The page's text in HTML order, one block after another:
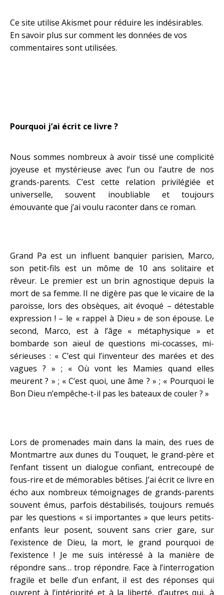
Ce site utilise Akismet pour réduire les indésirables.
En savoir plus sur comment les données de vos
commentaires sont utilisées.
Pourquoi j’ai écrit ce livre ?
Nous sommes nombreux à avoir tissé une complicité
joyeuse et mystérieuse avec l’un ou l’autre de nos
grands-parents. C’est cette relation privilégiée et
universelle, souvent inoubliable et toujours
émouvante que j’ai voulu raconter dans ce roman.
Grand Pa est un influent banquier parisien, Marco,
son petit-fils est un môme de 10 ans solitaire et
rêveur. Le premier est un brin agnostique depuis la
mort de sa femme. Il ne digère pas que le vicaire de la
paroisse, lors des obsèques, ait évoqué – détestable
expression ! – le « rappel à Dieu » de son épouse. Le
second, Marco, est à l’âge « métaphysique » et
bombarde son aïeul de questions mi-cocasses, mi-
sérieuses : « C’est qui l’inventeur des marées et des
vagues ? » ; « Où vont les Mamies quand elles
meurent ? » ; « C’est quoi, une âme ? » ; « Pourquoi le
Bon Dieu n’empêche-t-il pas les bateaux de couler ? »
Lors de promenades main dans la main, des rues de
Montmartre aux dunes du Touquet, le grand-père et
l’enfant tissent un dialogue confiant, entrecoupé de
fous-rire et de mémorables bêtises. J’ai écrit ce livre en
écho aux nombreux témoignages de grands-parents
souvent émus, parfois déstabilisés, toujours remués
par les questions « si importantes » que leurs petits-
enfants leur posent, souvent sans crier gare, sur
l’existence de Dieu, la mort, le grand pourquoi de
l’existence ! Je me suis intéressé à la manière de
répondre sans… trop répondre. Face à l’interrogation
fragile et belle d’un enfant, il est des réponses qui
ouvrent à l’intériorité et à la liberté, d’autres qui, à